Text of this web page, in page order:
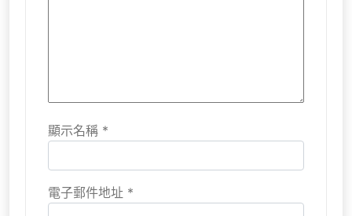
顯示名稱 *
電子郵件地址 *